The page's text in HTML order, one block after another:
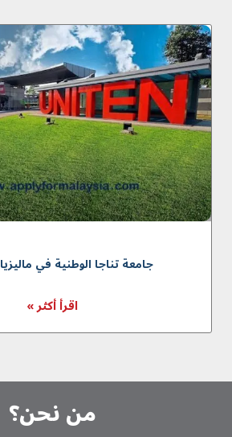
جامعة تناجا الوطنية في ماليزيا UNITEN
اقرأ أكثر »
من نحن؟